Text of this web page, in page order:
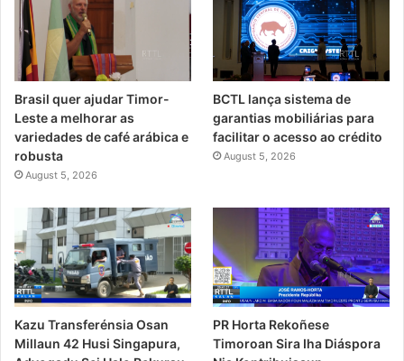
Brasil quer ajudar Timor-
Leste a melhorar as
variedades de café arábica e
robusta
August 5, 2026
BCTL lança sistema de
garantias mobiliárias para
facilitar o acesso ao crédito
August 5, 2026
Kazu Transferénsia Osan
Millaun 42 Husi Singapura,
PR Horta Rekoñese
Timoroan Sira Iha Diáspora